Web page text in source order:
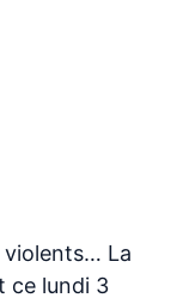
violents… La
ce lundi 3